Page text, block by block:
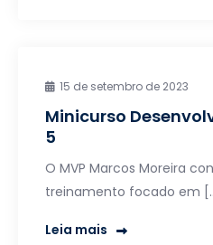
15 de setembro de 2023
Minicurso
5
O MVP Marcos Moreira
treinamento focado em
Leia mais